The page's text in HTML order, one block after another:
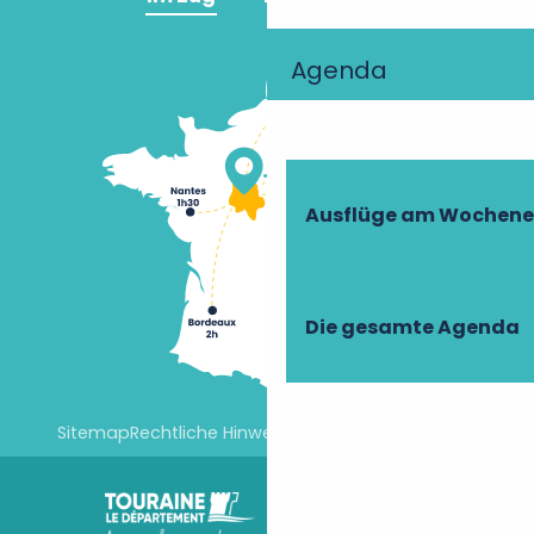
Agenda
Ausflüge am
Die gesamte Agenda
SitemapRechtliche Hinweise